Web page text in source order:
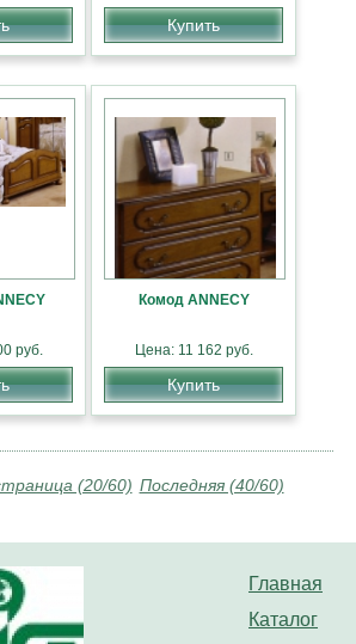
Купить
руб.
Комод ANNECY
Цена: 11 162 руб.
Купить
(20/60) Последняя (40/60)
Главная
Каталог